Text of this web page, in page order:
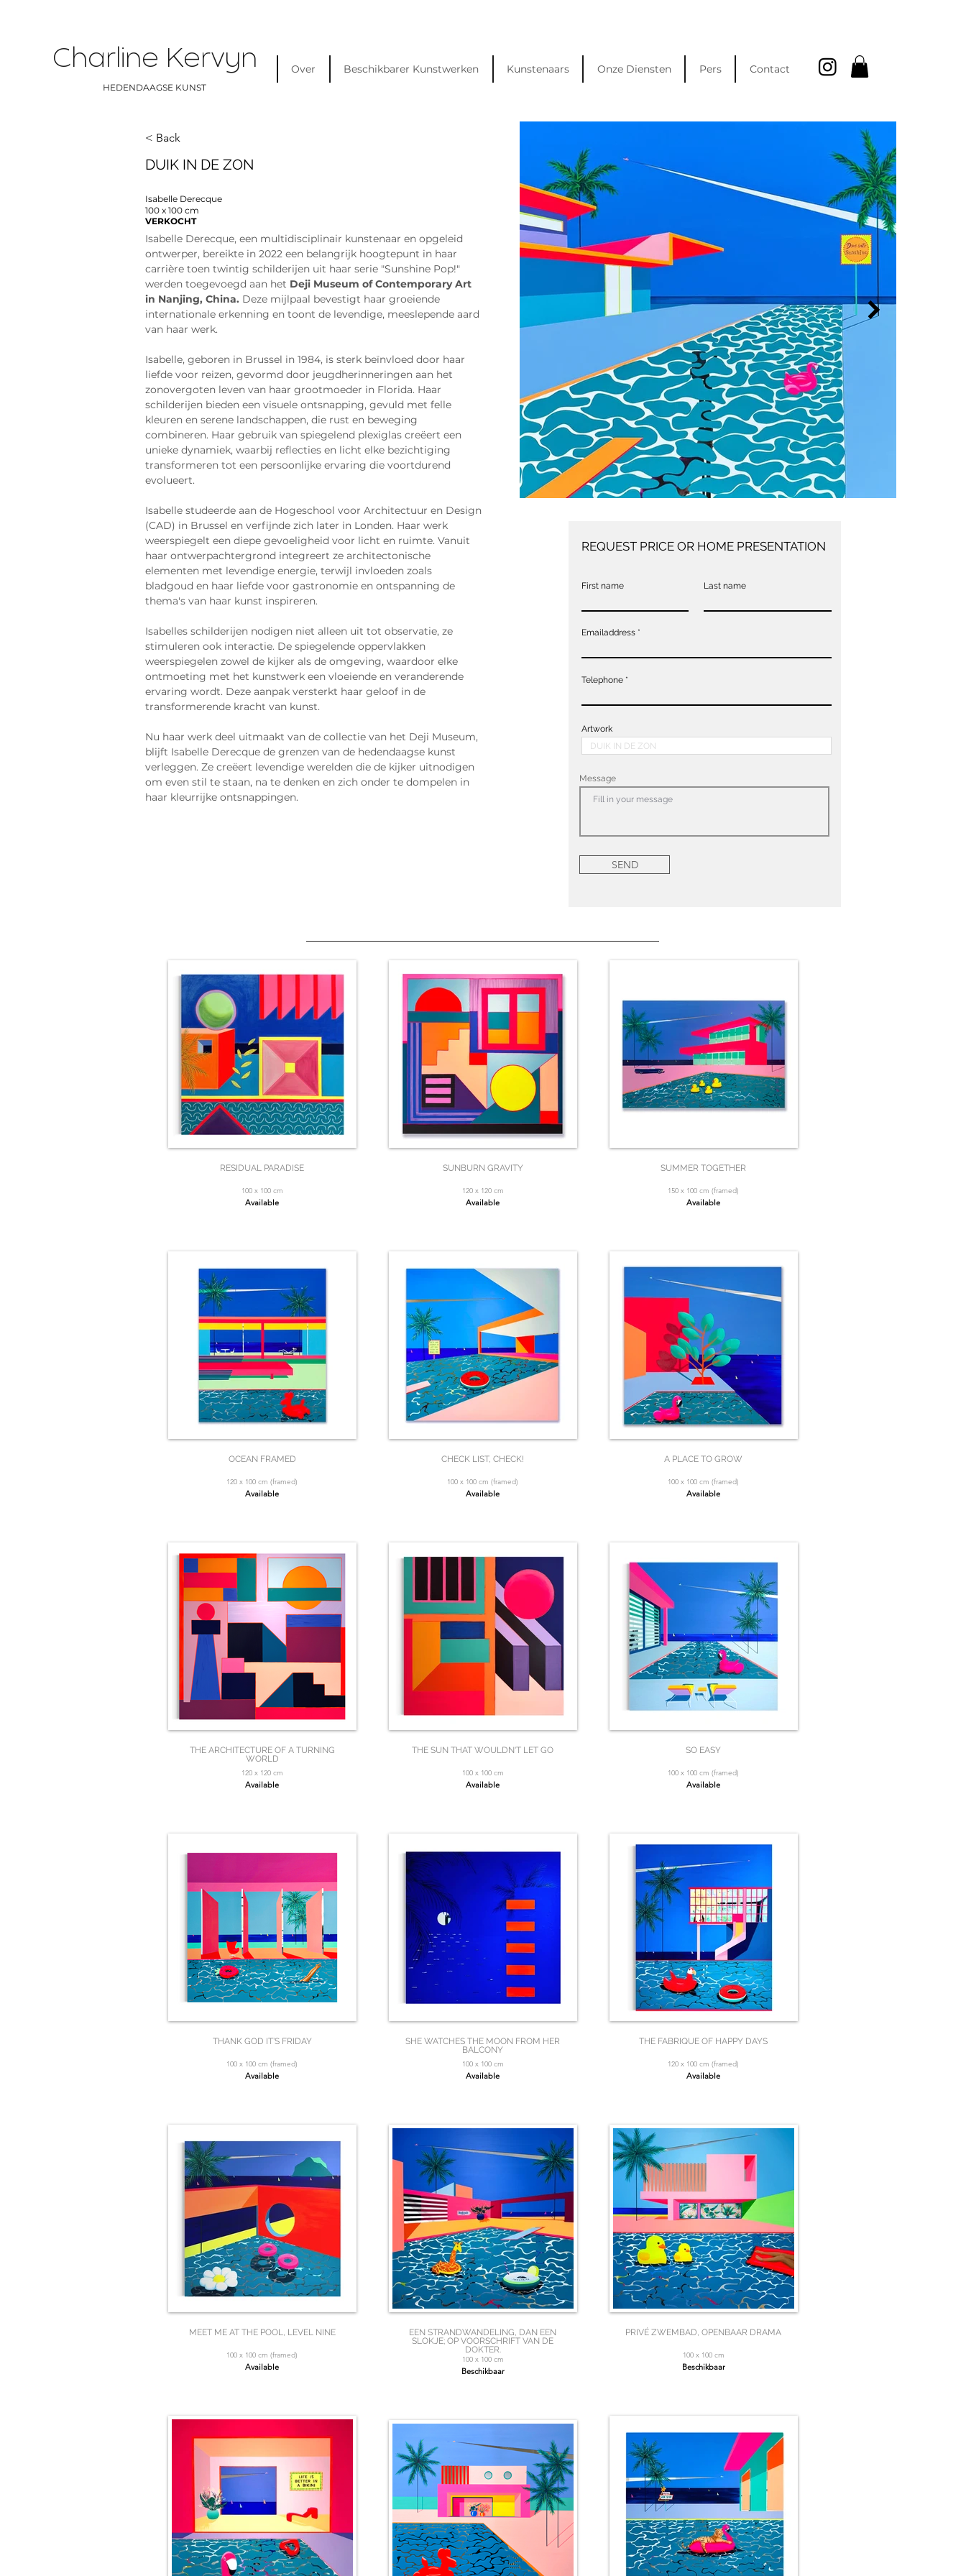
Charline Kervyn
HEDENDAAGSE KUNST
Over Beschikbarer Kunstwerken Kunstenaars Onze Diensten Pers Contact
< Back
DUIK IN DE ZON
Isabelle Derecque
100 x 100 cm
VERKOCHT
Isabelle Derecque, een multidisciplinair kunstenaar en opgeleid
ontwerper, bereikte in 2022 een belangrijk hoogtepunt in haar
carrière toen twintig schilderijen uit haar serie "Sunshine Pop!"
werden toegevoegd aan het Deji Museum of Contemporary Art
in Nanjing, China. Deze mijlpaal bevestigt haar groeiende
internationale erkenning en toont de levendige, meeslepende aard
van haar werk.
Isabelle, geboren in Brussel in 1984, is sterk beïnvloed door haar
liefde voor reizen, gevormd door jeugdherinneringen aan het
zonovergoten leven van haar grootmoeder in Florida. Haar
schilderijen bieden een visuele ontsnapping, gevuld met felle
kleuren en serene landschappen, die rust en beweging
combineren. Haar gebruik van spiegelend plexiglas creëert een
unieke dynamiek, waarbij reflecties en licht elke bezichtiging
transformeren tot een persoonlijke ervaring die voortdurend
evolueert.
Isabelle studeerde aan de Hogeschool voor Architectuur en Design
(CAD) in Brussel en verfijnde zich later in Londen. Haar werk
weerspiegelt een diepe gevoeligheid voor licht en ruimte. Vanuit
haar ontwerpachtergrond integreert ze architectonische
elementen met levendige energie, terwijl invloeden zoals
bladgoud en haar liefde voor gastronomie en ontspanning de
thema's van haar kunst inspireren.
Isabelles schilderijen nodigen niet alleen uit tot observatie, ze
stimuleren ook interactie. De spiegelende oppervlakken
weerspiegelen zowel de kijker als de omgeving, waardoor elke
ontmoeting met het kunstwerk een vloeiende en veranderende
ervaring wordt. Deze aanpak versterkt haar geloof in de
transformerende kracht van kunst.
Nu haar werk deel uitmaakt van de collectie van het Deji Museum,
blijft Isabelle Derecque de grenzen van de hedendaagse kunst
verleggen. Ze creëert levendige werelden die de kijker uitnodigen
om even stil te staan, na te denken en zich onder te dompelen in
haar kleurrijke ontsnappingen.
REQUEST PRICE OR HOME PRESENTATION
First name Last name
Emailaddress
Telephone
Artwork
Message
SEND
RESIDUAL PARADISE
100 x 100 cm
Available
OCEAN FRAMED
120 x 100 cm (framed)
Available
THE ARCHITECTURE OF A TURNING
WORLD
120 x 120 cm
Available
THANK GOD IT’S FRIDAY
100 x 100 cm (framed)
Available
MEET ME AT THE POOL, LEVEL NINE
100 x 100 cm (framed)
Available
SUNBURN GRAVITY
120 x 120 cm
Available
CHECK LIST, CHECK!
100 x 100 cm (framed)
Available
THE SUN THAT WOULDN'T LET GO
100 x 100 cm
Available
SHE WATCHES THE MOON FROM HER
BALCONY
100 x 100 cm
Available
EEN STRANDWANDELING, DAN EEN
SLOKJE; OP VOORSCHRIFT VAN DE
DOKTER.
100 x 100 cm
Beschikbaar
SUMMER TOGETHER
150 x 100 cm (framed)
Available
A PLACE TO GROW
100 x 100 cm (framed)
Available
SO EASY
100 x 100 cm (framed)
Available
THE FABRIQUE OF HAPPY DAYS
120 x 100 cm (framed)
Available
PRIVÉ ZWEMBAD, OPENBAAR DRAMA
100 x 100 cm
Beschikbaar